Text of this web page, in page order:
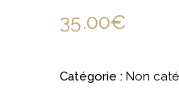
35.00€
Catégorie : Non